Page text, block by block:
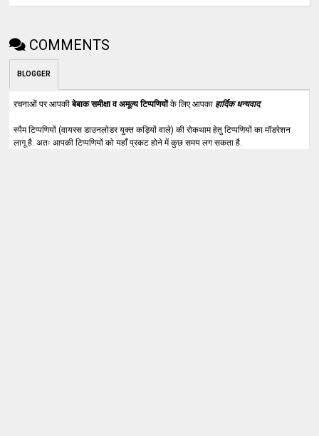
COMMENTS
BLOGGER
रचनाओं पर आपकीबेबाक समीक्षा व अमूल्य टिप्पणियोंके लिए आपका हार्दिक धन्यवाद.
स्पैम टिप्पणियों (वायरस डाउनलोडर युक्त कड़ियों वाले) की रोकथाम हेतु टिप्पणियों का मॉडरेशन
लागू है. अतः आपकी टिप्पणियों को यहाँ प्रकट होने में कुछ समय लग सकता है.